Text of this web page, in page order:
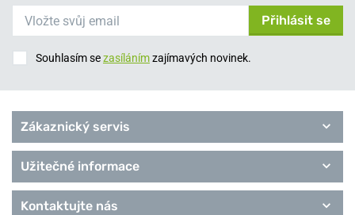
Přihlásit se
Souhlasím sezasílánímzajímavých novinek.
Zákaznický servis
Užitečné informace
Kontaktujte nás